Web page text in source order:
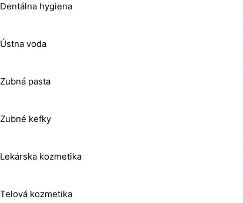
Dentálna hygiena
Ústna voda
Zubná pasta
Zubné kefky
Lekárska kozmetika
Telová kozmetika